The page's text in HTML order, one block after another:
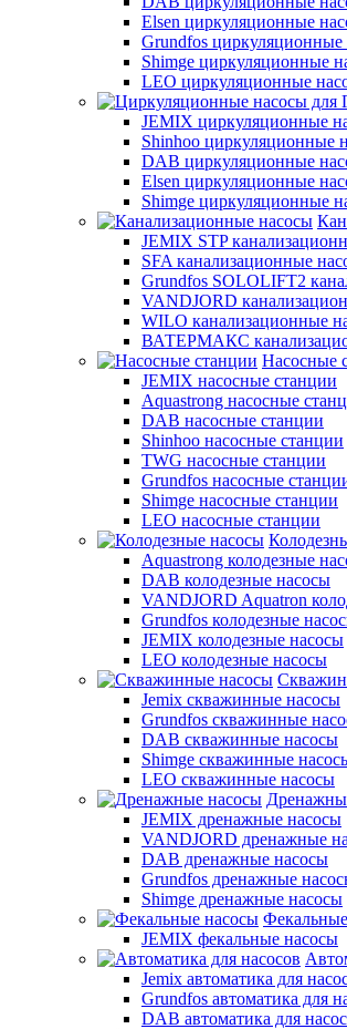
Elsen циркуляционные
Grundfos циркуляционные
Shimge циркуляционные
LEO циркуляционные
JEMIX циркуляционные
Shinhoo циркуляционные
DAB циркуляционные
Elsen циркуляционные
Shimge циркуляционные
JEMIX STP
SFA канализационные
Grundfos SOLOLIFT2
VANDJORD
WILO канализационные
ВАТЕРМАКС
Насосные
JEMIX насосные станции
Aquastrong насосные
DAB насосные станции
Shinhoo насосные станции
TWG насосные станции
Grundfos насосные
Shimge насосные станции
LEO насосные станции
Aquastrong колодезные
DAB колодезные насосы
VANDJORD Aquatron
Grundfos колодезные
JEMIX колодезные насосы
LEO колодезные насосы
Jemix cкважинные насосы
Grundfos скважинные
DAB скважинные насосы
Shimge скважинные
LEO скважинные насосы
JEMIX дренажные насосы
VANDJORD дренажные
DAB дренажные насосы
Grundfos дренажные
Shimge дренажные насосы
JEMIX фекальные насосы
Jemix автоматика для
Grundfos автоматика для
DAB автоматика для